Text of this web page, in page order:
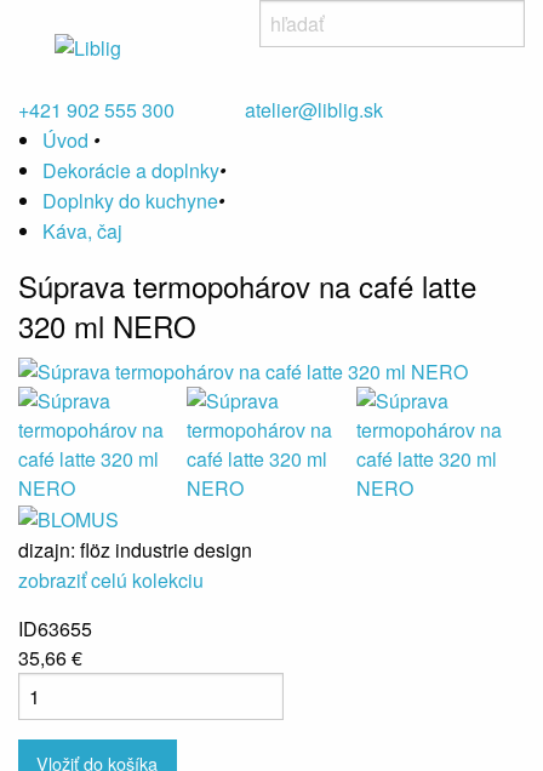
+421 902 555 300
atelier@liblig.sk
Úvod •
Dekorácie a doplnky•
Doplnky do kuchyne•
Káva, čaj
Súprava termopohárov na café latte
320 ml NERO
dizajn: flöz industrie design
zobraziť celú kolekciu
ID63655
35,66 €
Vložiť do košíka